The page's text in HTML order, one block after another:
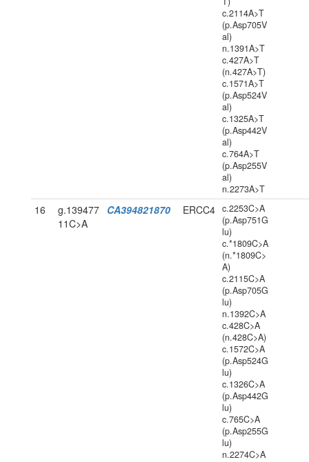
c.2114A>T
(p.Asp705V
al)
n.1391A>T
c.427A>T
(n.427A>T)
c.1571A>T
(p.Asp524V
al)
c.1325A>T
(p.Asp442V
al)
c.764A>T
(p.Asp255V
al)
n.2273A>T
16
g.139477
11C>A
CA394821870 ERCC4 c.2253C>A
(p.Asp751G
lu)
c.*1809C>A
(n.*1809C>
A)
c.2115C>A
(p.Asp705G
lu)
n.1392C>A
c.428C>A
(n.428C>A)
c.1572C>A
(p.Asp524G
lu)
c.1326C>A
(p.Asp442G
lu)
c.765C>A
(p.Asp255G
lu)
n.2274C>A